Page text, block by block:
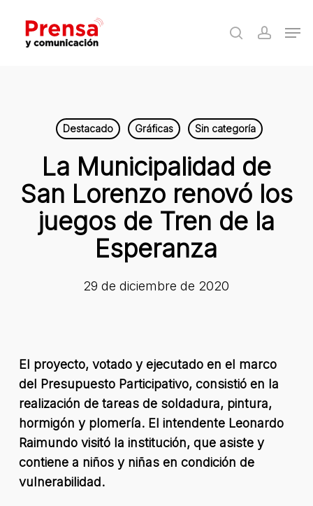
main
search
Destacado Gráficas Sin categoría
La Municipalidad de
San Lorenzo renovó los
juegos de Tren de la
Esperanza
29 de diciembre de 2020
El proyecto, votado y ejecutado en el marco
del Presupuesto Participativo, consistió en la
realización de tareas de soldadura, pintura,
hormigón y plomería. El intendente Leonardo
Raimundo visitó la institución, que asiste y
contiene a niños y niñas en condición de
vulnerabilidad.